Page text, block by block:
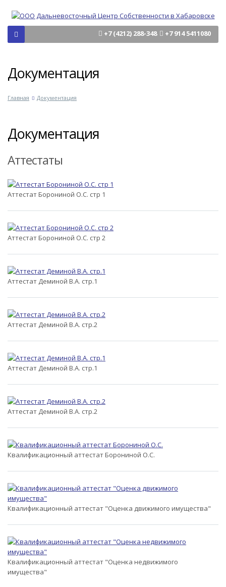
+7 (4212) 288-348 +7 914 5411080
Документация
Главная Документация
Документация
Аттестаты
Аттестат Борониной О.С. стр 1
Аттестат Борониной О.С. стр 2
Аттестат Деминой В.А. стр.1
Аттестат Деминой В.А. стр.2
Аттестат Деминой В.А. стр.1
Аттестат Деминой В.А. стр.2
Квалификационный аттестат Борониной О.С.
Квалификационный аттестат "Оценка движимого имущества"
Квалификационный аттестат "Оценка недвижимого
имущества"